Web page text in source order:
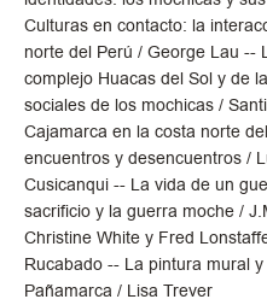
Culturas en contacto: la
norte del Perú / George Lau --
complejo Huacas del Sol y de
sociales de los mochicas /
Cajamarca en la costa norte
encuentros y desencuentros /
Cusicanqui -- La vida de un
sacrificio y la guerra moche /
Christine White y Fred
Rucabado -- La pintura mural
Pañamarca / Lisa Trever